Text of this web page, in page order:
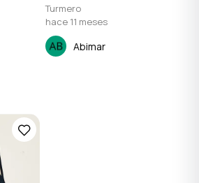
Turmero
hace 11 meses
Abimar